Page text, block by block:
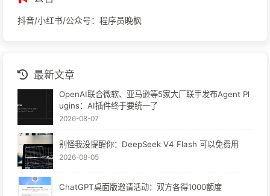
抖音/小红书/公众号：程序员晚枫
最新文章
OpenAI联合微软、亚马逊等5家大厂联手发布Agent Pl
ugins：AI插件终于要统一了
2026-08-07
别怪我没提醒你：DeepSeek V4 Flash 可以免费用
2026-08-05
ChatGPT桌面版邀请活动：双方各得1000额度